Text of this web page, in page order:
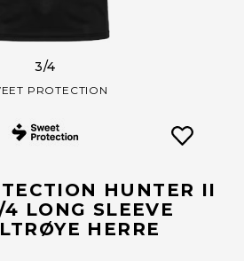
3/4
PROTECTION
HUNTER II
LONG SLEEVE
HERRE